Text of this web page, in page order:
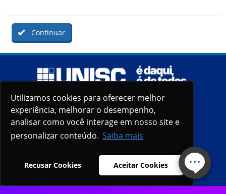
Utilizamos cookies para oferecer melhor
experiência, melhorar o desempenho,
analisar como você interage em nosso site e
personalizar conteúdo. Saiba mais
Recusar Cookies Aceitar Cookies
Utilizamos cookies para oferecer melhor
experiência, melhorar o desempenho,
analisar como você interage em nosso site e
personalizar conteúdo. Saiba mais
Recusar Cookies Aceitar Cookies
Continuar